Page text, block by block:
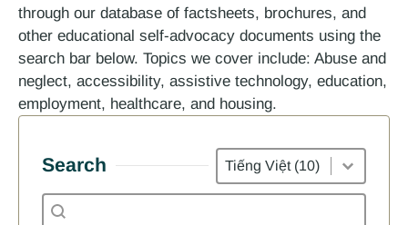
through our database of factsheets, brochures, and
other educational self-advocacy documents using the
search bar below. Topics we cover include: Abuse and
neglect, accessibility, assistive technology, education,
employment, healthcare, and housing.
Search Languages
Search
Search content